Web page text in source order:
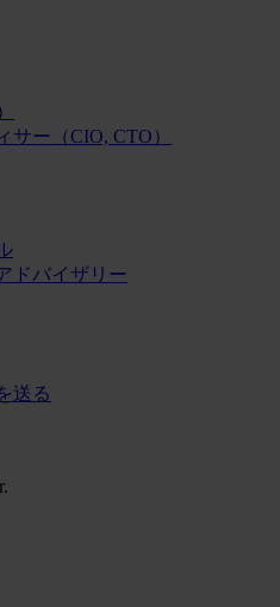
ー（CIO, CTO）
ドバイザリー
送る